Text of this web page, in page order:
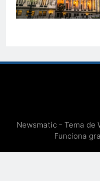
Newsmatic - Tema de
Funciona